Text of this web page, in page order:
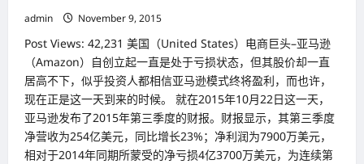
admin
November 9, 2015
Post Views: 42,231 美国（United States）电商巨头–亚马逊
（Amazon）自创立起一直是处于亏损状态，但其股价却一直
居高不下，似乎投资人都相信亚马逊模式终将盈利，而也许，
现在正是这一天到来的时候。 就在2015年10月22日这一天，
亚马逊发布了2015年第三季度的财报。财报显示，其第三季度
净营收为254亿美元，同比增长23%；净利润为7900万美元，
相对于2014年同期所蒙受的净亏损4亿3700万美元，为连续第